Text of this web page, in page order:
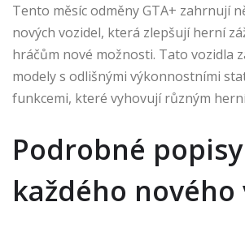
Tento měsíc odměny GTA+ zahrnují
nových vozidel, která zlepšují herní
hráčům nové možnosti. Tato vozidla
modely s odlišnými výkonnostními
funkcemi, které vyhovují různým
Podrobné popisy
každého nového